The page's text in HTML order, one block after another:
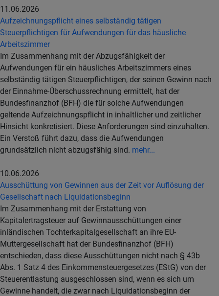
11.06.2026
Aufzeichnungspflicht eines selbständig tätigen
Steuerpflichtigen für Aufwendungen für das häusliche
Arbeitszimmer
Im Zusammenhang mit der Abzugsfähigkeit der
Aufwendungen für ein häusliches Arbeitszimmers eines
selbständig tätigen Steuerpflichtigen, der seinen Gewinn nach
der Einnahme-Überschussrechnung ermittelt, hat der
Bundesfinanzhof (BFH) die für solche Aufwendungen
geltende Aufzeichnungspflicht in inhaltlicher und zeitlicher
Hinsicht konkretisiert. Diese Anforderungen sind einzuhalten.
Ein Verstoß führt dazu, dass die Aufwendungen
grundsätzlich nicht abzugsfähig sind. mehr...
10.06.2026
Ausschüttung von Gewinnen aus der Zeit vor Auflösung der
Gesellschaft nach Liquidationsbeginn
Im Zusammenhang mit der Erstattung von
Kapitalertragsteuer auf Gewinnausschüttungen einer
inländischen Tochterkapitalgesellschaft an ihre EU-
Muttergesellschaft hat der Bundesfinanzhof (BFH)
entschieden, dass diese Ausschüttungen nicht nach § 43b
Abs. 1 Satz 4 des Einkommensteuergesetzes (EStG) von der
Steuerentlastung ausgeschlossen sind, wenn es sich um
Gewinne handelt, die zwar nach Liquidationsbeginn der